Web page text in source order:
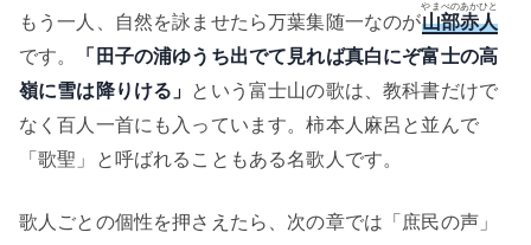
もう一人、自然を詠ませたら万葉集随一なのが山部赤人
やまべのあかひと
です。
「田子の浦ゆうち出でて見れば真白にぞ富士の高
嶺に雪は降りける」 という富士山の歌は、教科書だけで
なく百人一首にも入っています。柿本人麻呂と並んで
「歌聖」と呼ばれることもある名歌人です。
歌人ごとの個性を押さえたら、次の章では「庶民の声」